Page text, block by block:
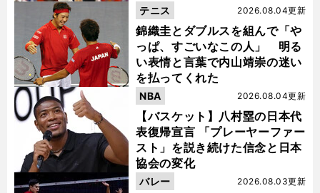
錦織圭とダブルスを組んで「や
っぱ、すごいなこの人」 明る
い表情と言葉で内山靖崇の迷い
を払ってくれた
2026.08.04更新
テニス
【バスケット】八村塁の日本代
表復帰宣言 「プレーヤーファー
スト」を説き続けた信念と日本
協会の変化
2026.08.04更新
NBA
2026.08.03更新
バレー